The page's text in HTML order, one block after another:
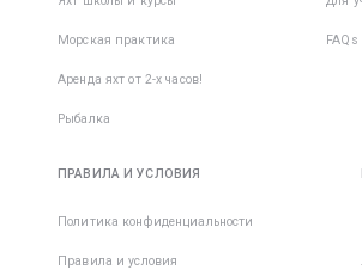
Морская практика
Аренда яхт от 2-х часов!
Рыбалка
FAQs
ПРАВИЛА И УСЛОВИЯ
Политика конфиденциальности
Правила и условия